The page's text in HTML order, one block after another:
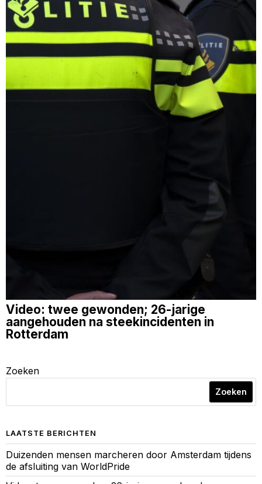
Video: twee gewonden; 26-jarige
aangehouden na steekincidenten in
Rotterdam
Zoeken
Zoeken
LAATSTE BERICHTEN
Duizenden mensen marcheren door Amsterdam tijdens
de afsluiting van WorldPride